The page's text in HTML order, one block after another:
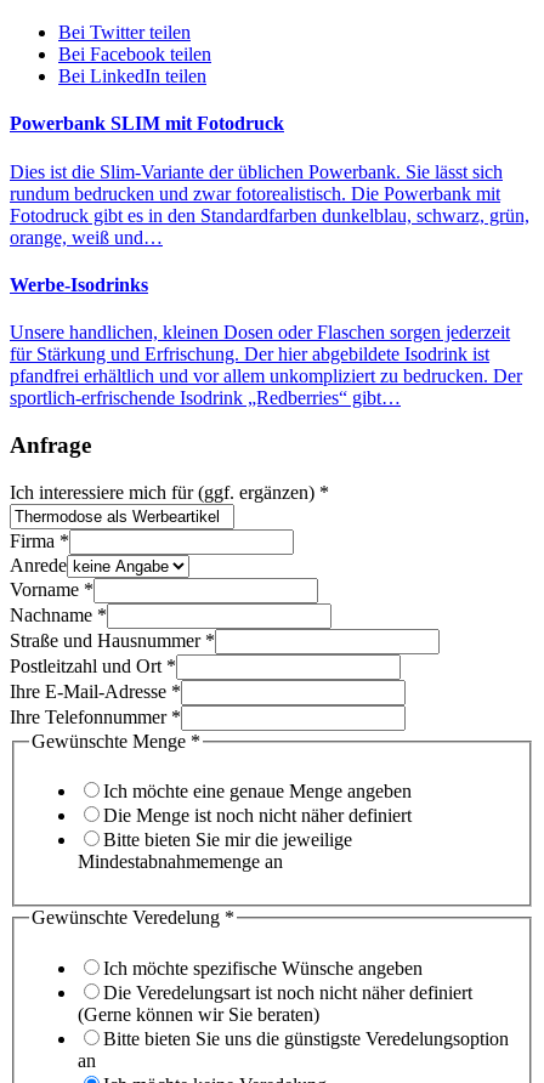
Bei Twitter teilen
Bei Facebook teilen
Bei LinkedIn teilen
Powerbank SLIM mit Fotodruck
Dies ist die Slim-Variante der üblichen Powerbank. Sie lässt sich
rundum bedrucken und zwar fotorealistisch. Die Powerbank mit
Fotodruck gibt es in den Standardfarben dunkelblau, schwarz, grün,
orange, weiß und…
Werbe-Isodrinks
Unsere handlichen, kleinen Dosen oder Flaschen sorgen jederzeit
für Stärkung und Erfrischung. Der hier abgebildete Isodrink ist
pfandfrei erhältlich und vor allem unkompliziert zu bedrucken. Der
sportlich-erfrischende Isodrink „Redberries“ gibt…
Anfrage
Ich interessiere mich für (ggf. ergänzen) *
Firma *
Anrede
Vorname *
Nachname *
Straße und Hausnummer *
Postleitzahl und Ort *
Ihre E-Mail-Adresse *
Ihre Telefonnummer *
Gewünschte Menge *
Ich möchte eine genaue Menge angeben
Die Menge ist noch nicht näher definiert
Bitte bieten Sie mir die jeweilige
Mindestabnahmemenge an
Möchten
Checkboxen
Gewünschte Veredelung *
Ich möchte spezifische Wünsche angeben
Die Veredelungsart ist noch nicht näher definiert
(Gerne können wir Sie beraten)
Bitte bieten Sie uns die günstigste Veredelungsoption
an